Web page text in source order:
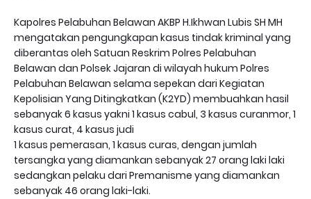
Kapolres Pelabuhan Belawan AKBP H.Ikhwan Lubis SH MH
mengatakan pengungkapan kasus tindak kriminal yang
diberantas oleh Satuan Reskrim Polres Pelabuhan
Belawan dan Polsek Jajaran di wilayah hukum Polres
Pelabuhan Belawan selama sepekan dari Kegiatan
Kepolisian Yang Ditingkatkan (K2YD) membuahkan hasil
sebanyak 6 kasus yakni 1 kasus cabul, 3 kasus curanmor, 1
kasus curat, 4 kasus judi
1 kasus pemerasan, 1 kasus curas, dengan jumlah
tersangka yang diamankan sebanyak 27 orang laki laki
sedangkan pelaku dari Premanisme yang diamankan
sebanyak 46 orang laki-laki.